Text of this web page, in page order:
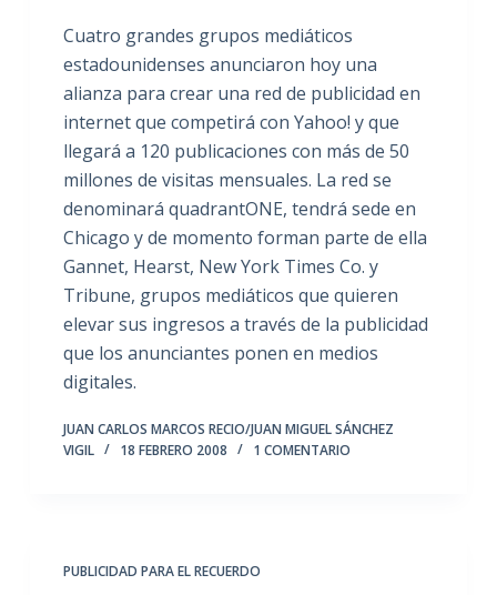
Cuatro grandes grupos mediáticos
estadounidenses anunciaron hoy una
alianza para crear una red de publicidad en
internet que competirá con Yahoo! y que
llegará a 120 publicaciones con más de 50
millones de visitas mensuales. La red se
denominará quadrantONE, tendrá sede en
Chicago y de momento forman parte de ella
Gannet, Hearst, New York Times Co. y
Tribune, grupos mediáticos que quieren
elevar sus ingresos a través de la publicidad
que los anunciantes ponen en medios
digitales.
JUAN CARLOS MARCOS RECIO/JUAN MIGUEL SÁNCHEZ
VIGIL
18 FEBRERO 2008 1 COMENTARIO
PUBLICIDAD PARA EL RECUERDO